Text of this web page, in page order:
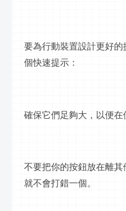
要為行動裝置設計更好
個快速提示：
確保它們足夠大，以便在
不要把你的按鈕放在離
就不會打錯一個。